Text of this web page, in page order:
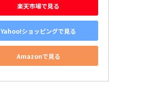
楽天市場で見る
Yahoo!ショッピングで見る
Amazonで見る